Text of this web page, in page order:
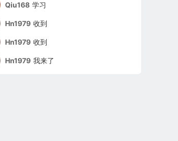
Qiu168 学习
Hn1979 收到
Hn1979 收到
Hn1979 我来了